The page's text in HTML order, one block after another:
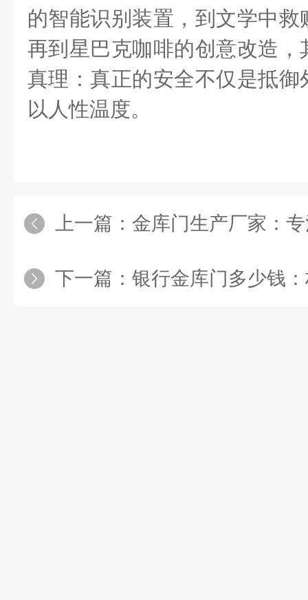
的智能识别装置，到文学中
再到星巴克咖啡的创意改造
真理：真正的安全不仅是抵
以人性温度。
上一篇： 金库门生产厂家：专
下一篇： 银行金库门多少钱：材